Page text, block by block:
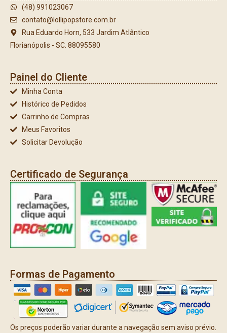
(48) 991023067
contato@lollipopstore.com.br
Rua Eduardo Horn, 533 Jardim Atlântico
Florianópolis - SC. 88095580
Painel do Cliente
Minha Conta
Histórico de Pedidos
Carrinho de Compras
Meus Favoritos
Solicitar Devolução
Certificado de Segurança
Formas de Pagamento
Os preços poderão variar durante a navegação sem aviso prévio.